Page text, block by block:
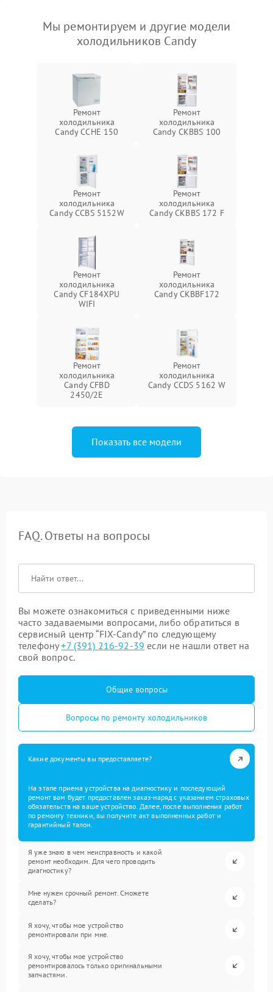
Мы ремонтируем и другие модели
холодильников Candy
Ремонт
холодильника
Candy CCHE 150
Ремонт
холодильника
Candy CKBBS 100
Ремонт
холодильника
Candy CCBS 5152W
Ремонт
холодильника
Candy CKBBS 172 F
Ремонт
холодильника
Candy CF184XPU
WIFI
Ремонт
холодильника
Candy CKBBF172
Ремонт
холодильника
Candy CFBD
2450/2E
Ремонт
холодильника
Candy CCDS 5162 W
Показать все модели
FAQ. Ответы на вопросы
Вы можете ознакомиться с приведенными ниже
часто задаваемыми вопросами, либо обратиться в
сервисный центр “FIX-Candy” по следующему
телефону+7 (391) 216-92-39 если не нашли ответ на
свой вопрос.
Общие вопросы
Вопросы по ремонту холодильников
Какие документы вы предоставляете?
На этапе приема устройства на диагностику и последующий
ремонт вам будет предоставлен заказ-наряд с указанием страховых
обязательств на ваше устройство. Далее, после выполнения работ
по ремонту техники, вы получите акт выполненных работ и
гарантийный талон.
Я уже знаю в чем неисправность и какой
ремонт необходим. Для чего проводить
диагностику?
Мне нужен срочный ремонт. Сможете
сделать?
Я хочу, чтобы мое устройство
ремонтировали при мне.
Я хочу, чтобы мое устройство
ремонтировалось только оригинальными
запчастями.